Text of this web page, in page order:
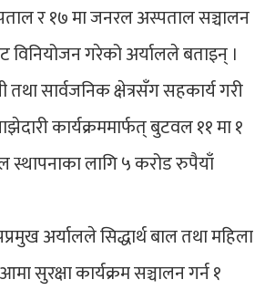
र १७ मा जनरल अस्पताल सञ्चालन
विनियोजन गरेको अर्यालले बताइन् ।
सार्वजनिक क्षेत्रसँग सहकार्य गरी
कार्यक्रममार्फत् बुटवल ११ मा १
लागि ५ करोड रुपैयाँ
अर्यालले सिद्धार्थ बाल तथा महिला
सुरक्षा कार्यक्रम सञ्चालन गर्न १